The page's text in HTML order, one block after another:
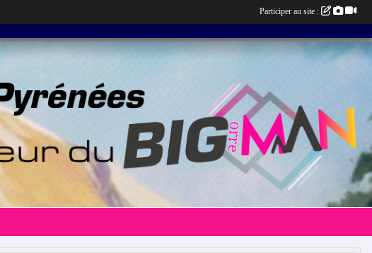
Participer au site :